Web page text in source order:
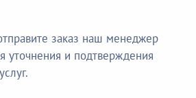
заказ наш менеджер
уточнения и подтверждения